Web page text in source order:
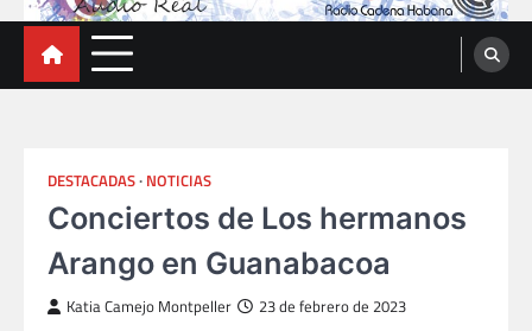
DESTACADAS NOTICIAS
Conciertos de Los hermanos
Arango en Guanabacoa
Katia Camejo Montpeller 23 de febrero de 2023